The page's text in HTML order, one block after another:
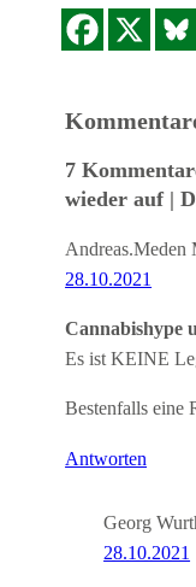
EMBED
7
wieder auf |
Andreas.Meden
28.10.2021
Cannabishype
Es ist KEINE
Bestenfalls eine
Antworten
Georg
28.10.2021